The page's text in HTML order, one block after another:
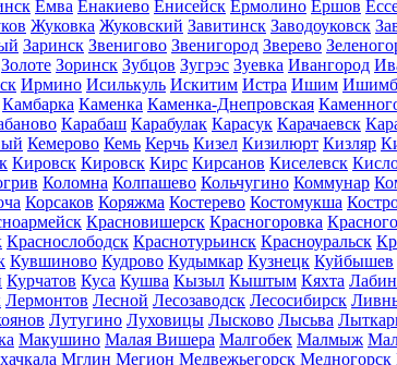
Емва Енакиево Енисейск Ермолино Ершов
Жуковка Жуковский Завитинск Заводоуковск
Заринск Звенигово Звенигород Зверево
Золоте Зоринск Зубцов Зугрэс Зуевка Ивангород
Ирмино Исилькуль Искитим Истра Ишим
Камбарка Каменка Каменка-Днепровская
Карабаш Карабулак Карасук Карачаевск
Кемерово Кемь Керчь Кизел Кизилюрт Кизляр
Кировск Кировск Кирс Кирсанов Киселевск
Коломна Колпашево Кольчугино Коммунар
Корсаков Коряжма Костерево Костомукша
Красновишерск Красногоровка
Краснослободск Краснотурьинск Красноуральск
Кувшиново Кудрово Кудымкар Кузнецк Куйбышев
Курчатов Куса Кушва Кызыл Кыштым Кяхта
Лермонтов Лесной Лесозаводск Лесосибирск
Лутугино Луховицы Лысково Лысьва
Макушино Малая Вишера Малгобек Малмыж
Мглин Мегион Медвежьегорск Медногорск